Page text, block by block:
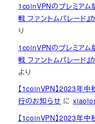
1coinVPNのプレミアム
戦 ファントムパレード
り
1coinVPNのプレミアム
戦 ファントムパレード
より
【1coinVPN】2023年中
行のお知らせ に
【1coinVPN】2023年中